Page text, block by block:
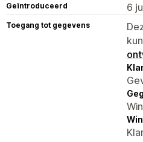
Geïntroduceerd 6
Toegang tot gegevens